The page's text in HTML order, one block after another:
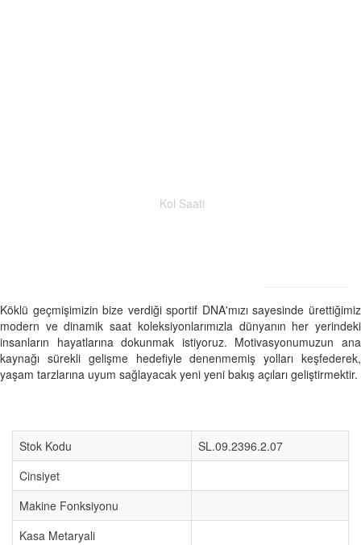
Kol Saati
Köklü geçmişimizin bize verdiği sportif DNA'mızı sayesinde ürettiğimiz
modern ve dinamik saat koleksiyonlarımızla dünyanın her yerindeki
insanların hayatlarına dokunmak istiyoruz. Motivasyonumuzun ana
kaynağı sürekli gelişme hedefiyle denenmemiş yolları keşfederek,
yaşam tarzlarına uyum sağlayacak yeni yeni bakış açıları geliştirmektir.
Stok Kodu
SL.09.2396.2.07
Cinsiyet
Makine Fonksiyonu
Kasa Metaryali